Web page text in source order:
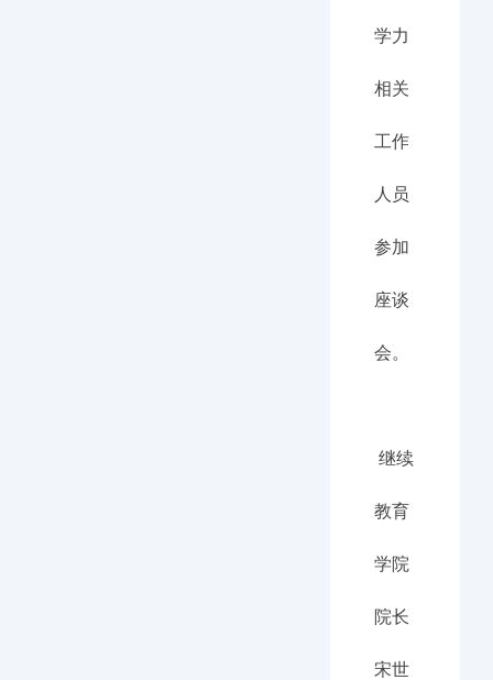
学力
相关
工作
人员
参加
座谈
会。
继续
教育
学院
院长
宋世